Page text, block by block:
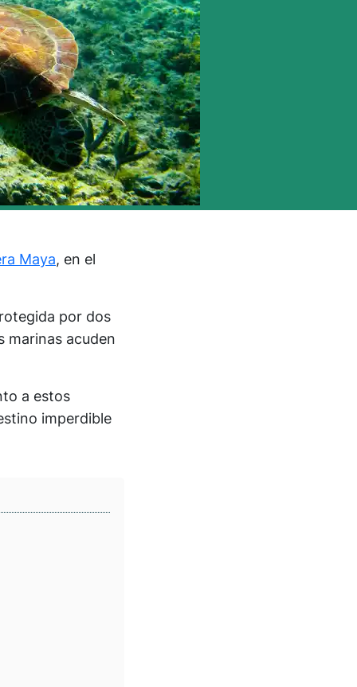
Maya, en el
por dos
marinas acuden
a estos
imperdible